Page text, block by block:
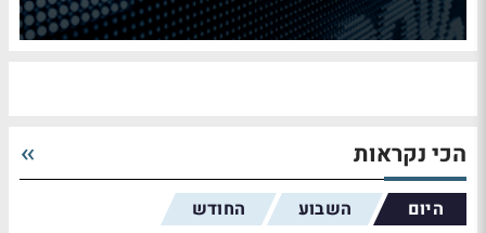
הכי נקראות
היום השבוע החודש